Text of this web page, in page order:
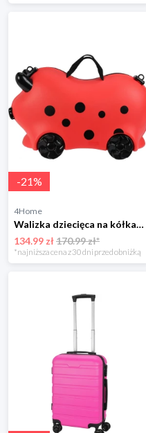
-21%
4Home
Walizka dziecięca na kółkach, czerwony, 52 x 21 x32 cm 4-Home
134.99 zł170.99 zł*
*najniższa cena z 30 dni przed obniżką